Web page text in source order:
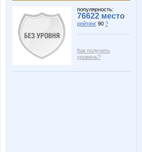
популярность:
76622 место
рейтинг 90 ?
Как получить
уровень?